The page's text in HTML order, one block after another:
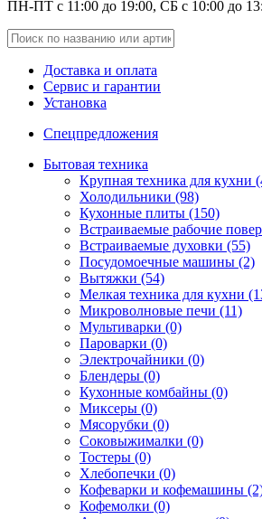
ПН-ПТ с 11:00 до 19:00, СБ с 10:00 до
Доставка и оплата
Сервис и гарантии
Установка
Спецпредложения
Бытовая техника
Крупная техника для кухни
Холодильники (98)
Кухонные плиты (150)
Встраиваемые рабочие
Встраиваемые духовки (55)
Посудомоечные машины (2)
Вытяжки (54)
Мелкая техника для кухни
Микроволновые печи (11)
Мультиварки (0)
Пароварки (0)
Электрочайники (0)
Блендеры (0)
Кухонные комбайны (0)
Миксеры (0)
Мясорубки (0)
Соковыжималки (0)
Тостеры (0)
Хлебопечки (0)
Кофеварки и кофемашины
Кофемолки (0)